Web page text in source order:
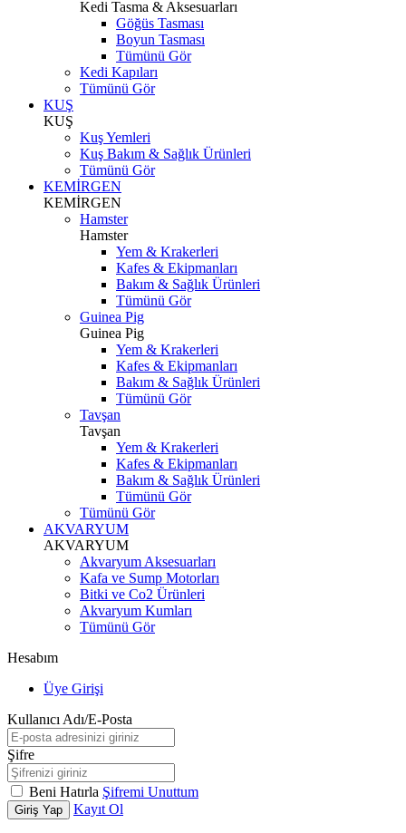
Kedi Tasma & Aksesuarları
Göğüs Tasması
Boyun Tasması
Tümünü Gör
Kedi Kapıları
Tümünü Gör
KUŞ
KUŞ
Kuş Yemleri
Kuş Bakım & Sağlık Ürünleri
Tümünü Gör
KEMİRGEN
KEMİRGEN
Hamster
Hamster
Yem & Krakerleri
Kafes & Ekipmanları
Bakım & Sağlık Ürünleri
Tümünü Gör
Guinea Pig
Guinea Pig
Yem & Krakerleri
Kafes & Ekipmanları
Bakım & Sağlık Ürünleri
Tümünü Gör
Tavşan
Tavşan
Yem & Krakerleri
Kafes & Ekipmanları
Bakım & Sağlık Ürünleri
Tümünü Gör
Tümünü Gör
AKVARYUM
AKVARYUM
Akvaryum Aksesuarları
Kafa ve Sump Motorları
Bitki ve Co2 Ürünleri
Akvaryum Kumları
Tümünü Gör
Hesabım
Üye Girişi
Kullanıcı Adı/E-Posta
Şifre
Beni Hatırla Şifremi Unuttum
Giriş Yap Kayıt Ol